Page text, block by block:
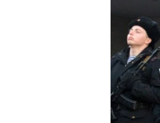
УКРАЇНСЬКА ПРОБЛЕМА КРИМУ